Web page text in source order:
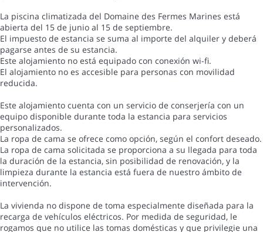
La piscina climatizada del Domaine des Fermes Marines está
abierta del 15 de junio al 15 de septiembre.
El impuesto de estancia se suma al importe del alquiler y deberá
pagarse antes de su estancia.
Este alojamiento no está equipado con conexión wi-fi.
El alojamiento no es accesible para personas con movilidad
reducida.
Este alojamiento cuenta con un servicio de conserjería con un
equipo disponible durante toda la estancia para servicios
personalizados.
La ropa de cama se ofrece como opción, según el confort deseado.
La ropa de cama solicitada se proporciona a su llegada para toda
la duración de la estancia, sin posibilidad de renovación, y la
limpieza durante la estancia está fuera de nuestro ámbito de
intervención.
La vivienda no dispone de toma especialmente diseñada para la
recarga de vehículos eléctricos. Por medida de seguridad, le
rogamos que no utilice las tomas domésticas y que privilegie una